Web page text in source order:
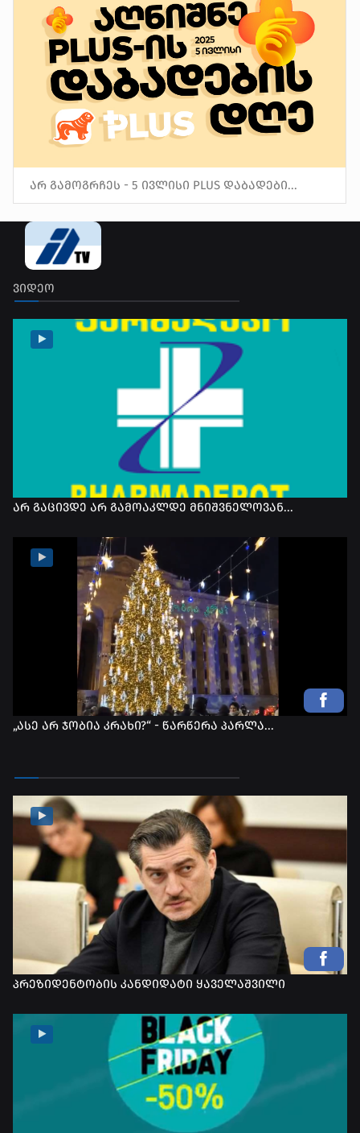
არ გამოგრჩეს - 5 ივლისი PLUS დაბადები...
ვიდეო
არ გაცივდე არ გამოაკლდე მნიშვნელოვან...
„ასე არ ჯობია კრახი?“ - წარწერა პარლა...
პრეზიდენტობის კანდიდატი ყაველაშვილი